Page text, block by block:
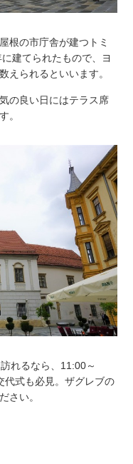
根の市庁舎が建つトミ
建てられたもので、ヨ
えられるといいます。
の良い日にはテラス席
。
れるなら、11:00～
代式も必見。ザグレブの
さい。